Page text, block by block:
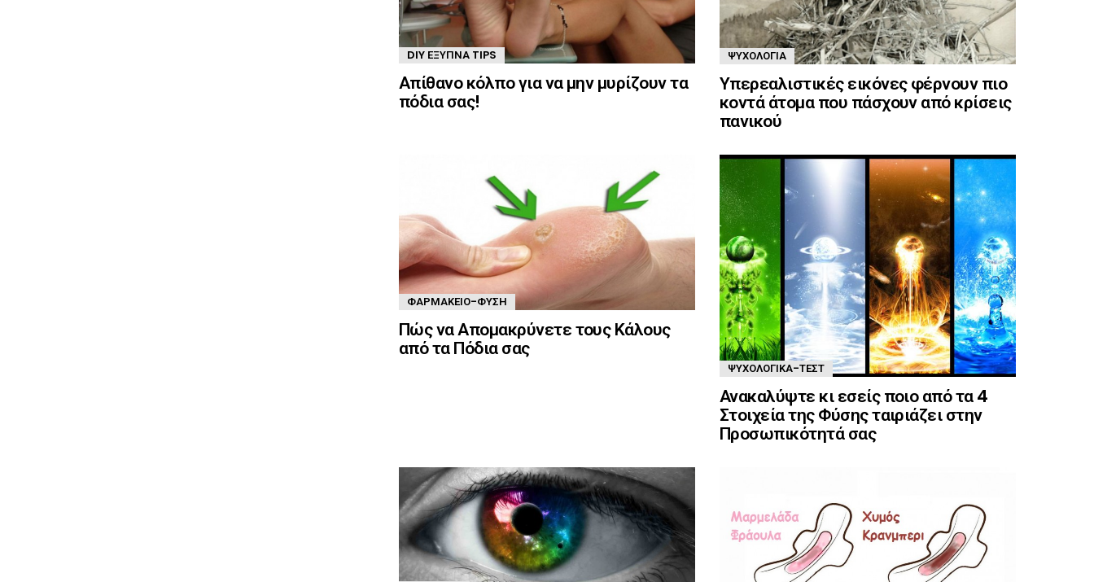
DIY ΈΞΥΠΝΑ TIPS
Απίθανο κόλπο για να μην μυρίζουν τα
πόδια σας!
ΨΥΧΟΛΟΓΊΑ
Υπερεαλιστικές εικόνες φέρνουν πιο
κοντά άτομα που πάσχουν από κρίσεις
πανικού
ΦΑΡΜΑΚΕΊΟ-ΦΎΣΗ
Πώς να Απομακρύνετε τους Κάλους
από τα Πόδια σας
ΨΥΧΟΛΟΓΙΚΆ-ΤΈΣΤ
Ανακαλύψτε κι εσείς ποιο από τα 4
Στοιχεία της Φύσης ταιριάζει στην
Προσωπικότητά σας